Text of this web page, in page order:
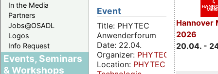
In the Media
Partners
Jobs@OSADL
Logos
Info Request
Events, Seminars
& Workshops
Hannover
2026
20.04. -
Event
Title: PHYTEC
Anwenderforum
Date: 22.04.
Organizer: PHYTEC
Location: PHYTEC